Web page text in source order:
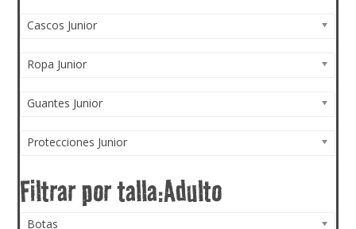
Cascos Junior
Ropa Junior
Guantes Junior
Protecciones Junior
Botas